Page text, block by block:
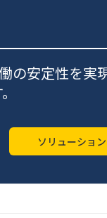
の安定性を実
ソリューショ